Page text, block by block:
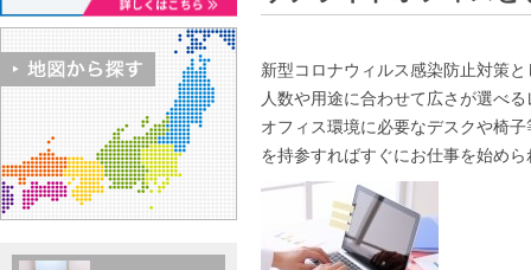
新型コロナウィルス感染防止対策
人数や用途に合わせて広さが選べ
オフィス環境に必要なデスクや椅
を持参すればすぐにお仕事を始め